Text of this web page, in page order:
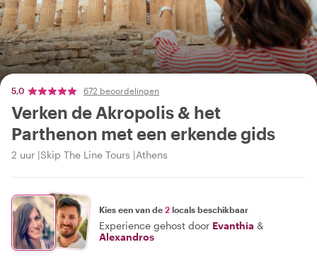
5,0 672 beoordelingen
Verken de Akropolis & het
Parthenon met een erkende gids
2 uur Skip The Line Tours Athens
Kies een van de 2 locals beschikbaar
Experience gehost door Evanthia &
Alexandros